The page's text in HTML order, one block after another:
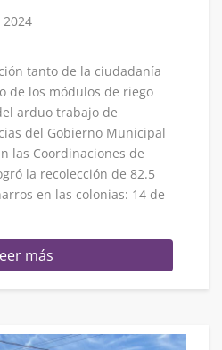
tanto de la ciudadanía
de los módulos de riego
arduo trabajo de
del Gobierno Municipal
las Coordinaciones de
la recolección de 82.5
en las colonias: 14 de
más